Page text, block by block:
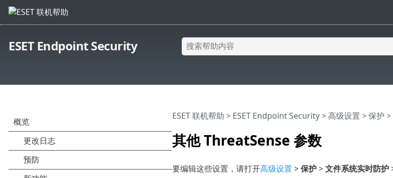
ESET Endpoint Security
其他 ThreatSense 参数
ESET 联机帮助 > ESET Endpoint Security>高级设置 >保护 >
要编辑这些设置，请打开高级设置 >保护>文件系统实时防护